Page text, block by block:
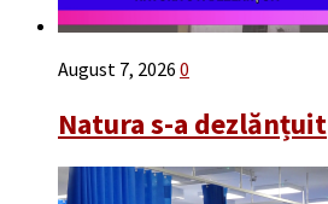
August 7, 2026 0
Natura s-a dezlănțuit